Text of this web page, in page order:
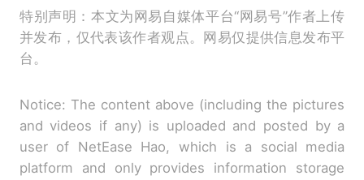
特别声明：本文为网易自媒体平台“网易号”作者上传
并发布，仅代表该作者观点。网易仅提供信息发布平
台。
Notice: The content above (including the pictures
and videos if any) is uploaded and posted by a
user of NetEase Hao, which is a social media
platform and only provides information storage